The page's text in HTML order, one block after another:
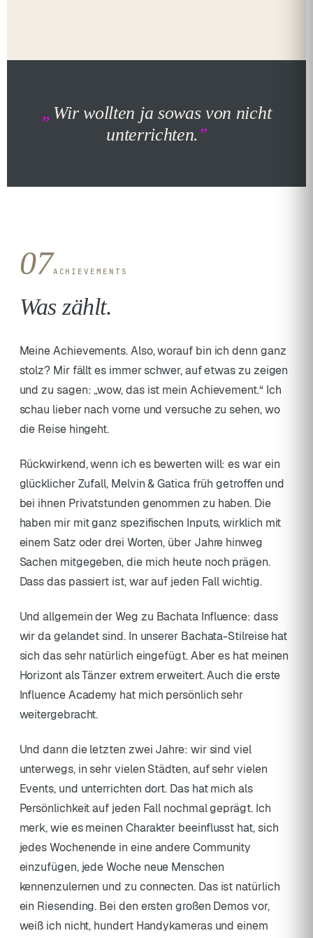
Wir wollten ja sowas von nicht
unterrichten.
07ACHIEVEMENTS
Was zählt.
Meine Achievements. Also, worauf bin ich denn ganz
stolz? Mir fällt es immer schwer, auf etwas zu zeigen
und zu sagen: „wow, das ist mein Achievement.“ Ich
schau lieber nach vorne und versuche zu sehen, wo
die Reise hingeht.
Rückwirkend, wenn ich es bewerten will: es war ein
glücklicher Zufall, Melvin & Gatica früh getroffen und
bei ihnen Privatstunden genommen zu haben. Die
haben mir mit ganz spezifischen Inputs, wirklich mit
einem Satz oder drei Worten, über Jahre hinweg
Sachen mitgegeben, die mich heute noch prägen.
Dass das passiert ist, war auf jeden Fall wichtig.
Und allgemein der Weg zu Bachata Influence: dass
wir da gelandet sind. In unserer Bachata-Stilreise hat
sich das sehr natürlich eingefügt. Aber es hat meinen
Horizont als Tänzer extrem erweitert. Auch die erste
Influence Academy hat mich persönlich sehr
weitergebracht.
Und dann die letzten zwei Jahre: wir sind viel
unterwegs, in sehr vielen Städten, auf sehr vielen
Events, und unterrichten dort. Das hat mich als
Persönlichkeit auf jeden Fall nochmal geprägt. Ich
merk, wie es meinen Charakter beeinflusst hat, sich
jedes Wochenende in eine andere Community
einzufügen, jede Woche neue Menschen
kennenzulernen und zu connecten. Das ist natürlich
ein Riesending. Bei den ersten großen Demos vor,
weiß ich nicht, hundert Handykameras und einem